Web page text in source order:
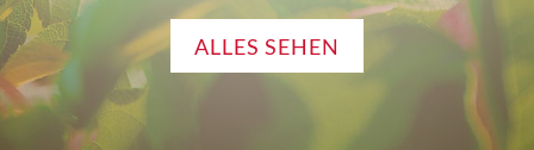
ALLES SEHEN